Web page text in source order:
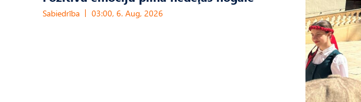
Sabiedrība 03:00, 6. Aug, 2026